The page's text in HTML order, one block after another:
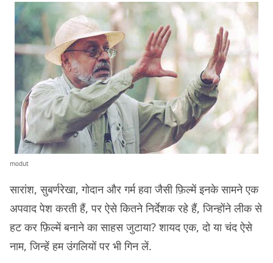
modut
सारांश, सुबर्णरेखा, गोदान और गर्म हवा जैसी फ़िल्में इनके सामने एक
अपवाद पेश करती हैं, पर ऐसे कितने निर्देशक रहे हैं, जिन्होंने लीक से
हट कर फ़िल्में बनाने का साहस जुटाया? शायद एक, दो या चंद ऐसे
नाम, जिन्हें हम उंगलियों पर भी गिन लें.